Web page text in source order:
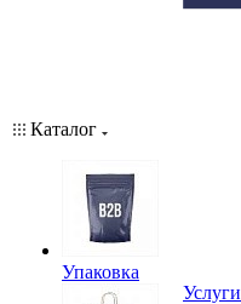
Каталог
Упаковка
Услуги